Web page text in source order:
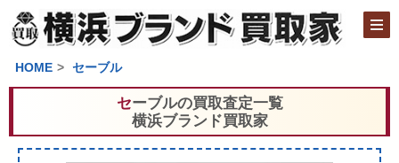
HOME セーブル
セーブルの買取査定一覧
横浜ブランド買取家